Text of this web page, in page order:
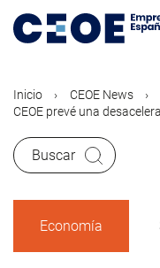
contenido
Inicio CEOE News
CEOE prevé una
Buscar
Economía